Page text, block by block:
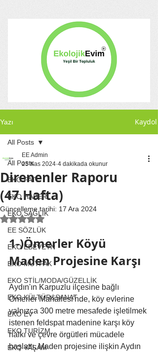
Yazı Kaydol
All Posts
EKO PATİ
EKO HABER
EKO SAĞLIK
EE SÖZLÜK
EKO EBEVEYN
EKO MUTFAK
EKO STİL/MODA/GÜZELLİK
EKO KÜLTÜR&SANAT
EKO EV
EKO TURİZM
EKO YAŞAM
All Posts
Direnenler Raporu
(47.Hafta)
EE Admin
25 Kas 2024 4 dakikada okunur
Güncelleme tarihi: 17 Ara 2024
5 üzerinden NaN yıldız
1-)Ömerler Köyü
Maden Projesine Karşı
Aydın'ın Karpuzlu ilçesine bağlı
Ömerler Mahallesi'nde, köy evlerine
yalnızca 300 metre mesafede işletilmek
istenen feldspat madenine karşı köy
halkı ve çevre örgütleri mücadele
başlattı. Maden projesine ilişkin Aydın